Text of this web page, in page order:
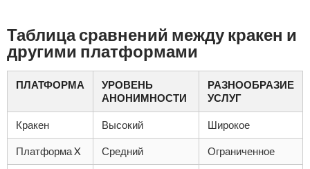
Таблица сравнений между кракен и
другими платформами
ПЛАТФОРМА
УРОВЕНЬ
АНОНИМНОСТИ
РАЗНООБРАЗИЕ
УСЛУГ
Кракен Высокий Широкое
Платформа X Средний Ограниченное